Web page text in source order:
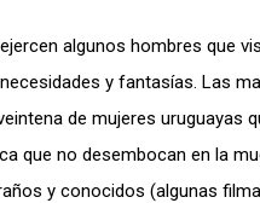
algunos hombres que
y fantasías. Las
de mujeres uruguayas
que no desembocan en la
y conocidos (algunas